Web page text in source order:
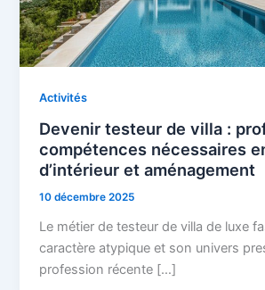
Activités
Devenir testeur de villa :
compétences nécessaires
d’intérieur et aménagement
10 décembre 2025
Le métier de testeur de villa de luxe
caractère atypique et son univers
profession récente […]